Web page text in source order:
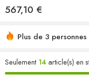
567,10 €
Plus de 3
Seulement 14article(s) en